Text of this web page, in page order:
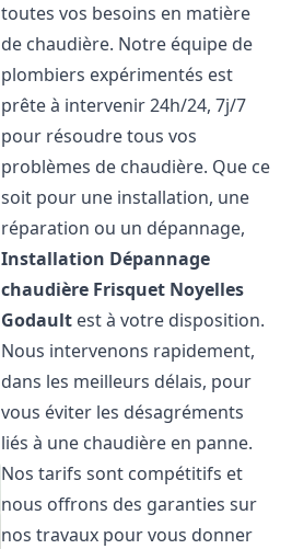
toutes vos besoins en matière
de chaudière. Notre équipe de
plombiers expérimentés est
prête à intervenir 24h/24, 7j/7
pour résoudre tous vos
problèmes de chaudière. Que ce
soit pour une installation, une
réparation ou un dépannage,
Installation Dépannage
chaudière Frisquet Noyelles
Godault est à votre disposition.
Nous intervenons rapidement,
dans les meilleurs délais, pour
vous éviter les désagréments
liés à une chaudière en panne.
Nos tarifs sont compétitifs et
nous offrons des garanties sur
nos travaux pour vous donner